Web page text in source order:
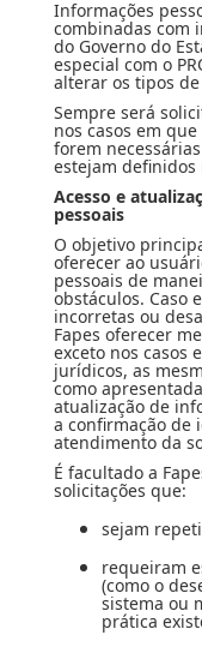
Informações
combinadas com
do Governo do
especial com o
alterar os tipos
Sempre será
nos casos em
forem
estejam definidos
Acesso e
pessoais
O objetivo
oferecer ao
pessoais de
obstáculos. Caso
incorretas ou
Fapes oferecer
exceto nos casos
jurídicos, as
como
atualização de
a confirmação de
atendimento da
É facultado a
solicitações que:
sejam
requeiram
(como o
sistema ou
prática